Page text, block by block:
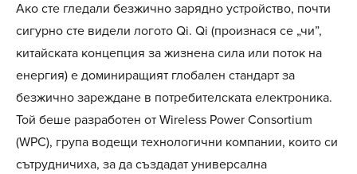
Ако сте гледали безжично зарядно устройство, почти
сигурно сте видели логото Qi. Qi (произнася се „чи”,
китайската концепция за жизнена сила или поток на
енергия) е доминиращият глобален стандарт за
безжично зареждане в потребителската електроника.
Той беше разработен от Wireless Power Consortium
(WPC), група водещи технологични компании, които си
сътрудничиха, за да създадат универсална